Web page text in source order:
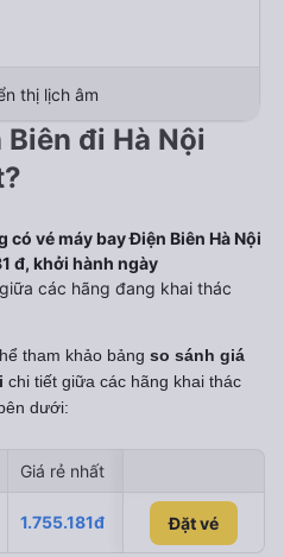
thị lịch âm
đi Hà Nội
có vé máy bay Điện Biên Hà Nội
đ, khởi hành ngày
các hãng đang khai thác
tham khảo bảng so sánh giá
chi tiết giữa các hãng khai thác
dưới:
Giá rẻ nhất
1.755.181đ 07/08/2026
Đặt vé
Đặt vé